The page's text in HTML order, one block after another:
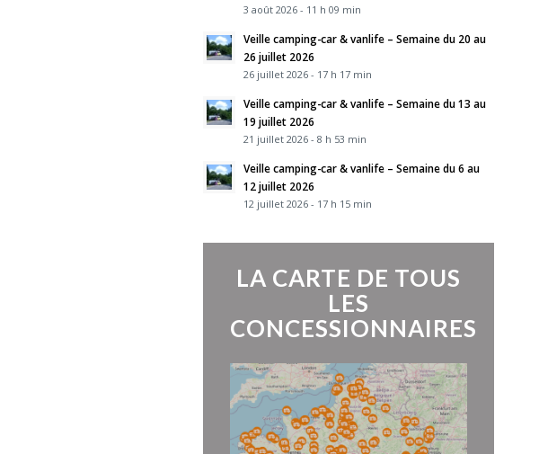
3 août 2026 - 11 h 09 min
Veille camping-car & vanlife – Semaine du 20 au
26 juillet 2026
26 juillet 2026 - 17 h 17 min
Veille camping-car & vanlife – Semaine du 13 au
19 juillet 2026
21 juillet 2026 - 8 h 53 min
Veille camping-car & vanlife – Semaine du 6 au
12 juillet 2026
12 juillet 2026 - 17 h 15 min
LA CARTE DE TOUS
LES
CONCESSIONNAIRES